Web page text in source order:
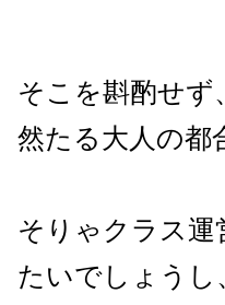
そこを斟酌せ
然たる大人の都
そりゃクラス
たいでしょう